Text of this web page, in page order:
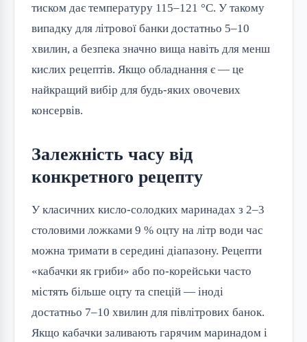
тиском дає температуру 115–121 °C. У такому
випадку для літрової банки достатньо 5–10
хвилин, а безпека значно вища навіть для менш
кислих рецептів. Якщо обладнання є — це
найкращий вибір для будь-яких овочевих
консервів.
Залежність часу від
конкретного рецепту
У класичних кисло-солодких маринадах з 2–3
столовими ложками 9 % оцту на літр води час
можна тримати в середині діапазону. Рецепти
«кабачки як гриби» або по-корейськи часто
містять більше оцту та спецій — іноді
достатньо 7–10 хвилин для півлітрових банок.
Якщо кабачки заливають гарячим маринадом і